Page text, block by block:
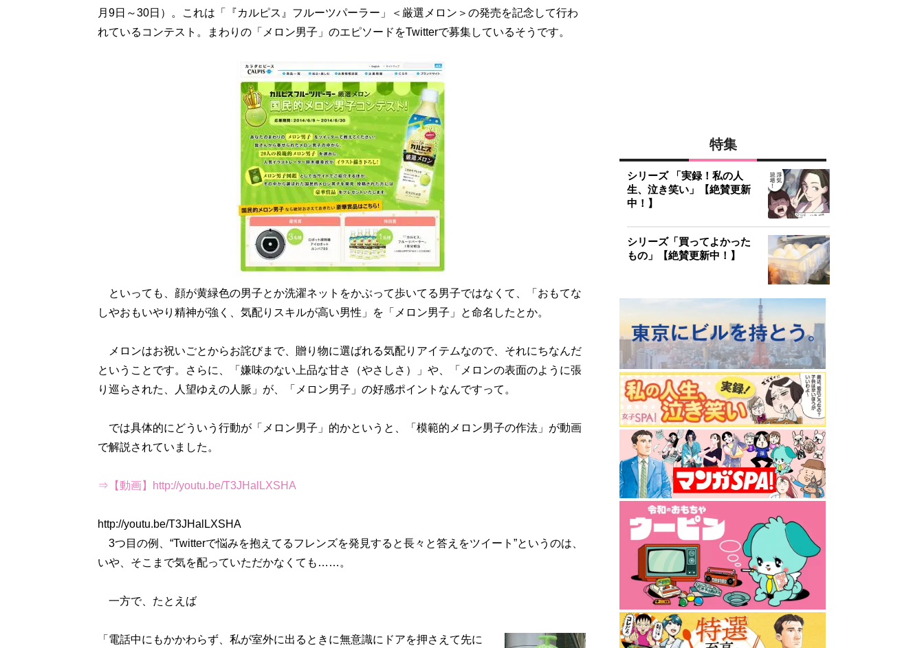
月9日～30日）。これは「『カルピス』フルーツパーラー」＜厳選メロン＞の発売を記念して行わ
れているコンテスト。まわりの「メロン男子」のエピソードをTwitterで募集しているそうです。
といっても、顔が黄緑色の男子とか洗濯ネットをかぶって歩いてる男子ではなくて、「おもてな
しやおもいやり精神が強く、気配りスキルが高い男性」を「メロン男子」と命名したとか。
メロンはお祝いごとからお詫びまで、贈り物に選ばれる気配りアイテムなので、それにちなんだ
ということです。さらに、「嫌味のない上品な甘さ（やさしさ）」や、「メロンの表面のように張
り巡らされた、人望ゆえの人脈」が、「メロン男子」の好感ポイントなんですって。
では具体的にどういう行動が「メロン男子」的かというと、「模範的メロン男子の作法」が動画
で解説されていました。
⇒【動画】http://youtu.be/T3JHalLXSHA
http://youtu.be/T3JHalLXSHA
3つ目の例、“Twitterで悩みを抱えてるフレンズを発見すると長々と答えをツイート”というのは、
いや、そこまで気を配っていただかなくても……。
一方で、たとえば
「電話中にもかかわらず、私が室外に出るときに無意識にドアを押さえて先に
特集
シリーズ 「実録！私の人
生、泣き笑い」【絶賛更新
中！】
シリーズ「買ってよかった
もの」【絶賛更新中！】